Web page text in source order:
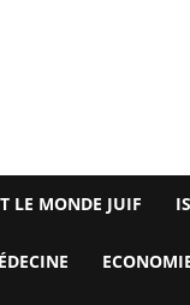
LE MONDE JUIF